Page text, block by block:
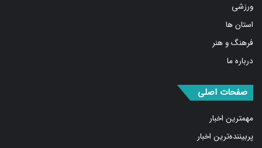
استان ها
فرهنگ و هنر
درباره ما
مهمترین اخبار
پربیننده‌ترین اخبار
مشروح اخبار